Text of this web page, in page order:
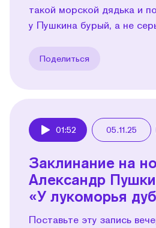
такой морской дядька и
у Пушкина бурый, а не
Поделиться
01:52 05.11.25
Заклинание на
Александр
«У лукоморья
Поставьте эту запись